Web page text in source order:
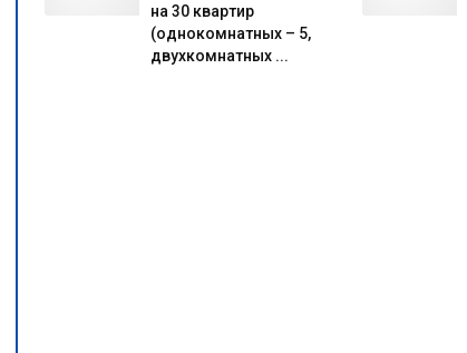
на 30 квартир
(однокомнатных – 5,
двухкомнатных ...